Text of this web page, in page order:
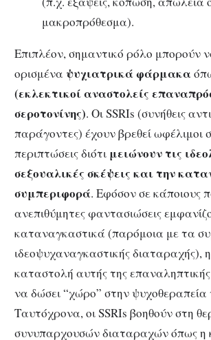
μακροπρόθεσμα).
Επιπλέον, σημαντικό ρόλο μπορούν
ορισμένα ψυχιατρικά φάρμακα
(εκλεκτικοί αναστολείς
σεροτονίνης). Οι SSRIs (συνήθεις
παράγοντες) έχουν βρεθεί ωφέλιμοι
περιπτώσεις διότι μειώνουν τις
σεξουαλικές σκέψεις και την
συμπεριφορά. Εφόσον σε κάποιους
ανεπιθύμητες φαντασιώσεις
καταναγκαστικά (παρόμοια με τα
ιδεοψυχαναγκαστικής διαταραχής),
καταστολή αυτής της
να δώσει “χώρο” στην ψυχοθεραπεία
Ταυτόχρονα, οι SSRIs βοηθούν στη
συνυπαρχουσών διαταραχών όπως η